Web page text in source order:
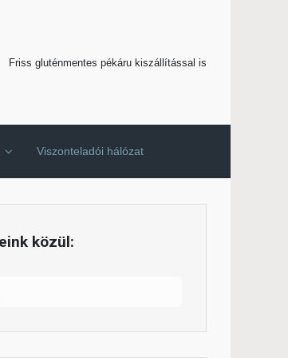
Friss gluténmentes pékáru kiszállítással is
Viszonteladói hálózat
közül: